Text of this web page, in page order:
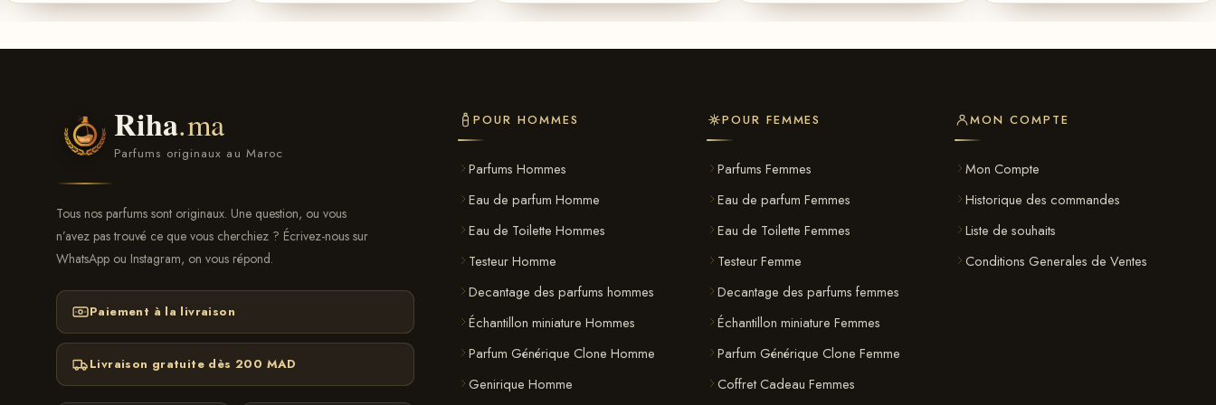
Riha.ma
Parfums originaux au Maroc
Tous nos parfums sont originaux. Une question, ou vous
n’avez pas trouvé ce que vous cherchiez ? Écrivez-nous sur
WhatsApp ou Instagram, on vous répond.
Paiement à la livraison
Livraison gratuite dès 200 MAD
POUR HOMMES
Parfums Hommes
Eau de parfum Homme
Eau de Toilette Hommes
Testeur Homme
Decantage des parfums hommes
Échantillon miniature Hommes
Parfum Générique Clone Homme
Genirique Homme
POUR FEMMES
Parfums Femmes
Eau de parfum Femmes
Eau de Toilette Femmes
Testeur Femme
Decantage des parfums femmes
Échantillon miniature Femmes
Parfum Générique Clone Femme
Coffret Cadeau Femmes
MON COMPTE
Mon Compte
Historique des commandes
Liste de souhaits
Conditions Generales de Ventes